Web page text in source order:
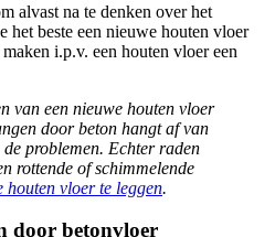
alvast na te denken over het
het beste een nieuwe houten vloer
i.p.v. een houten vloer een
van een nieuwe houten vloer
door beton hangt af van
problemen. Echter raden
rottende of schimmelende
houten vloer te leggen.
door betonvloer